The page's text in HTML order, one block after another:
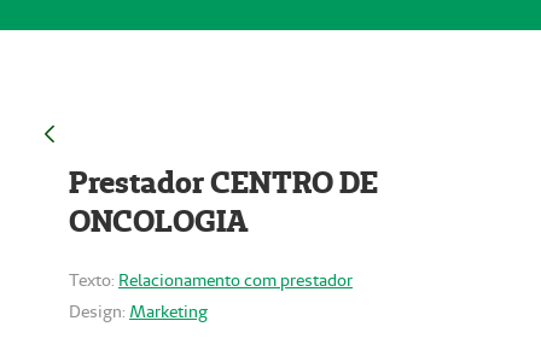
Prestador CENTRO DE
ONCOLOGIA
Texto: Relacionamento com prestador
Design: Marketing